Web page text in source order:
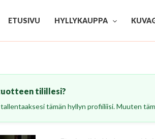
ETUSIVU HYLLYKAUPPA
tilillesi?
tämän hyllyn profiiliisi. Muuten